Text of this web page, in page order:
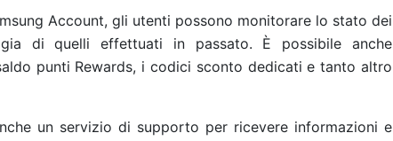
Account, gli utenti possono monitorare lo stato dei
di quelli effettuati in passato. È possibile anche
punti Rewards, i codici sconto dedicati e tanto altro
un servizio di supporto per ricevere informazioni e